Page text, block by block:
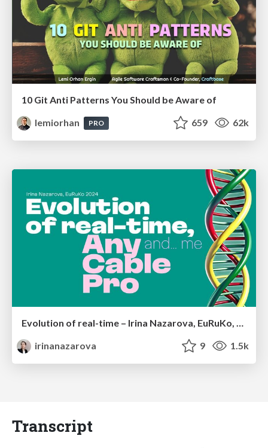
10 Git Anti Patterns You Should be Aware of
lemiorhan
PRO 659 62k
irinanazarova
9 1.5k
Transcript